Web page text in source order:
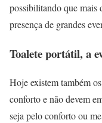
possibilitando que mais
presença de grandes
Toalete portátil, a
Hoje existem também os
conforto e não devem
seja pelo conforto ou